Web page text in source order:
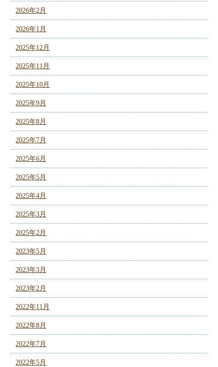
2026年2月
2026年1月
2025年12月
2025年11月
2025年10月
2025年9月
2025年8月
2025年7月
2025年6月
2025年5月
2025年4月
2025年3月
2025年2月
2023年5月
2023年3月
2023年2月
2022年11月
2022年8月
2022年7月
2022年5月